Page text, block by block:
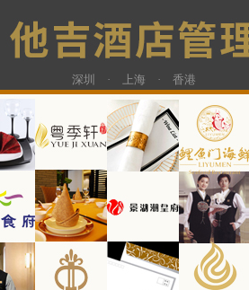
深圳 · 上海 · 香港